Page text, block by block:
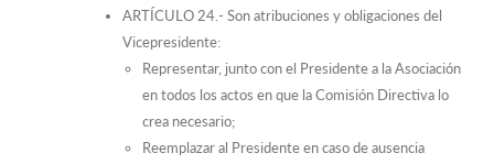
ARTÍCULO 24.- Son atribuciones y obligaciones del
Vicepresidente:
Representar, junto con el Presidente a la Asociación
en todos los actos en que la Comisión Directiva lo
crea necesario;
Reemplazar al Presidente en caso de ausencia